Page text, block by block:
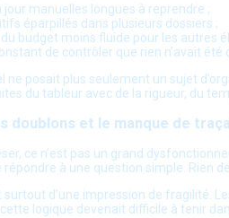
jour manuelles longues à reprendre ;
éparpillés dans plusieurs dossiers ;
budget moins fluide pour les autres
de contrôler que rien n’avait été
ne posait plus seulement un sujet
du tableur avec de la rigueur, du
doublons et le manque de
ce n’est pas un grand
à une question simple. Rien
surtout d’une impression de fragilité.
logique devenait difficile à tenir